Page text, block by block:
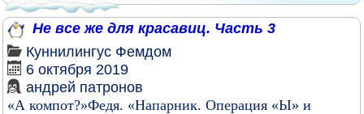
Не все же для красавиц. Часть 3
Куннилингус Фемдом
6 октября 2019
андрей патронов
«А компот?»Федя. «Напарник. Операция «Ы» и